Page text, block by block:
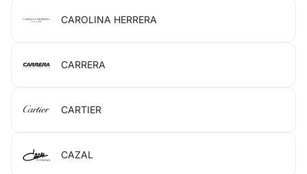
CAROLINA HERRERA
CARRERA
CARTIER
CAZAL